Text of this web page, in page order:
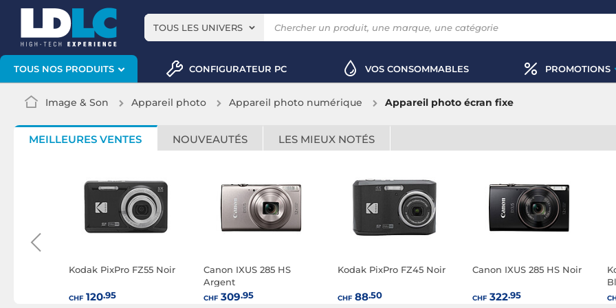
TOUS LES UNIVERS
TOUS NOS PRODUITS CONFIGURATEUR PC VOS CONSOMMABLES PROMOTIONS
Image & Son Appareil photo Appareil photo numérique Appareil photo écran fixe
MEILLEURES VENTES NOUVEAUTÉS LES MIEUX NOTÉS
Kodak PixPro FZ55 Noir
CHF120.95
Canon IXUS 285 HS
Argent
CHF309.95
Kodak PixPro FZ45 Noir
CHF88.50
Canon IXUS 285 HS Noir
CHF322.95